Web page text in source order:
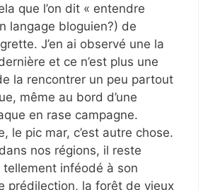
que l’on dit « entendre
langage bloguien?) de
J’en ai observé une la
et ce n’est plus une
la rencontrer un peu partout
même au bord d’une
en rase campagne.
le pic mar, c’est autre chose.
nos régions, il reste
inféodé à son
prédilection, la forêt de vieux